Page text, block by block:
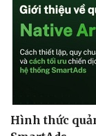
Hình thức